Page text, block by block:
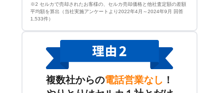
※2 セルカで売却されたお客様の、セルカ売却価格と他社査定額の差額
平均額を算出（当社実施アンケートより2022年4月～2024年9月 回答
1,533件）
複数社からの電話営業なし ！